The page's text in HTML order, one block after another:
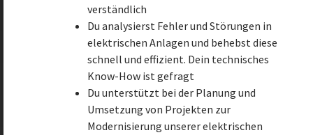
verständlich
Du analysierst Fehler und Störungen in
elektrischen Anlagen und behebst diese
schnell und effizient. Dein technisches
Know-How ist gefragt
Du unterstützt bei der Planung und
Umsetzung von Projekten zur
Modernisierung unserer elektrischen